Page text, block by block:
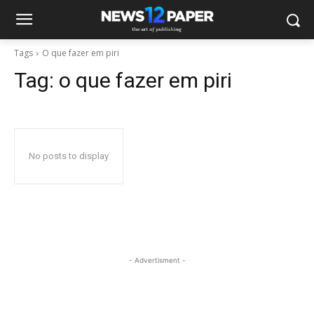
Tags O que fazer em piri
Tag: o que fazer em piri
No posts to display
- Advertisment -